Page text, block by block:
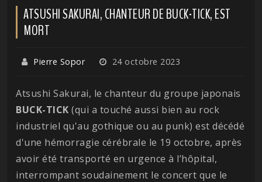
ATSUSHI SAKURAI, CHANTEUR DE BUCK-TICK, EST
MORT
Pierre Sopor 24 octobre 2023
Atsushi Sakurai, le chanteur du groupe japonais
BUCK-TICK (qui a touché aussi bien au rock
industriel qu'au gothique ou au punk) est décédé
d'une hémorragie cérébrale le 19 octobre, après
avoir été transporté en urgence à l’hôpital,
interrompant soudainement le concert que le